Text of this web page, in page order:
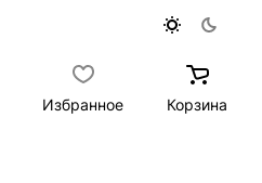
Избранное Корзина